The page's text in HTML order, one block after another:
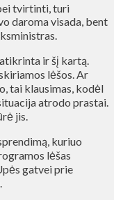
tvirtinti, turi
daroma visada, bent
ir šį kartą.
lėšos. Ar
tai klausimas, kodėl
atrodo prastai.
jis.
kuriuo
lėšas
gatvei prie